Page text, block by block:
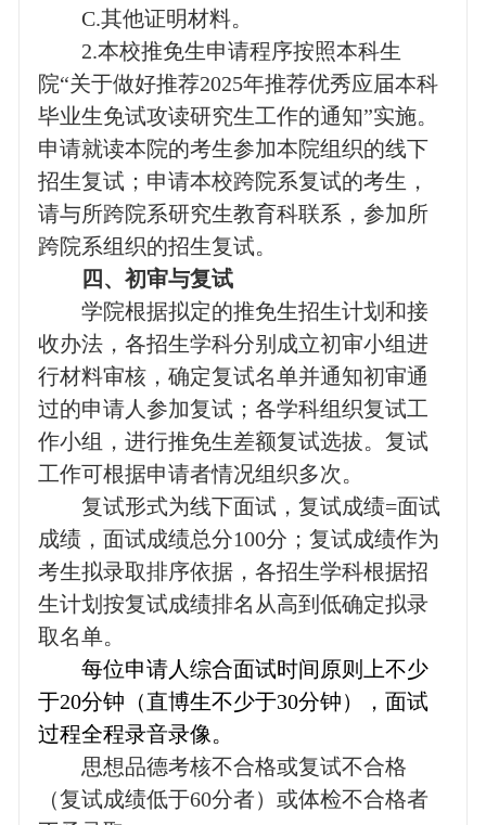
C.其他证明材料。
2.本校推免生申请程序按照本科生
院“关于做好推荐2025年推荐优秀应届本科
毕业生免试攻读研究生工作的通知”实施。
申请就读本院的考生参加本院组织的线下
招生复试；申请本校跨院系复试的考生，
请与所跨院系研究生教育科联系，参加所
跨院系组织的招生复试。
四、初审与复试
学院根据拟定的推免生招生计划和接
收办法，各招生学科分别成立初审小组进
行材料审核，确定复试名单并通知初审通
过的申请人参加复试；各学科组织复试工
作小组，进行推免生差额复试选拔。复试
工作可根据申请者情况组织多次。
复试形式为线下面试，复试成绩=面试
成绩，面试成绩总分100分；复试成绩作为
考生拟录取排序依据，各招生学科根据招
生计划按复试成绩排名从高到低确定拟录
取名单。
每位申请人综合面试时间原则上不少
于20分钟（直博生不少于30分钟），面试
过程全程录音录像。
思想品德考核不合格或复试不合格
（复试成绩低于60分者）或体检不合格者